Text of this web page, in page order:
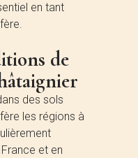
en tant
de
des sols
les régions à
et en